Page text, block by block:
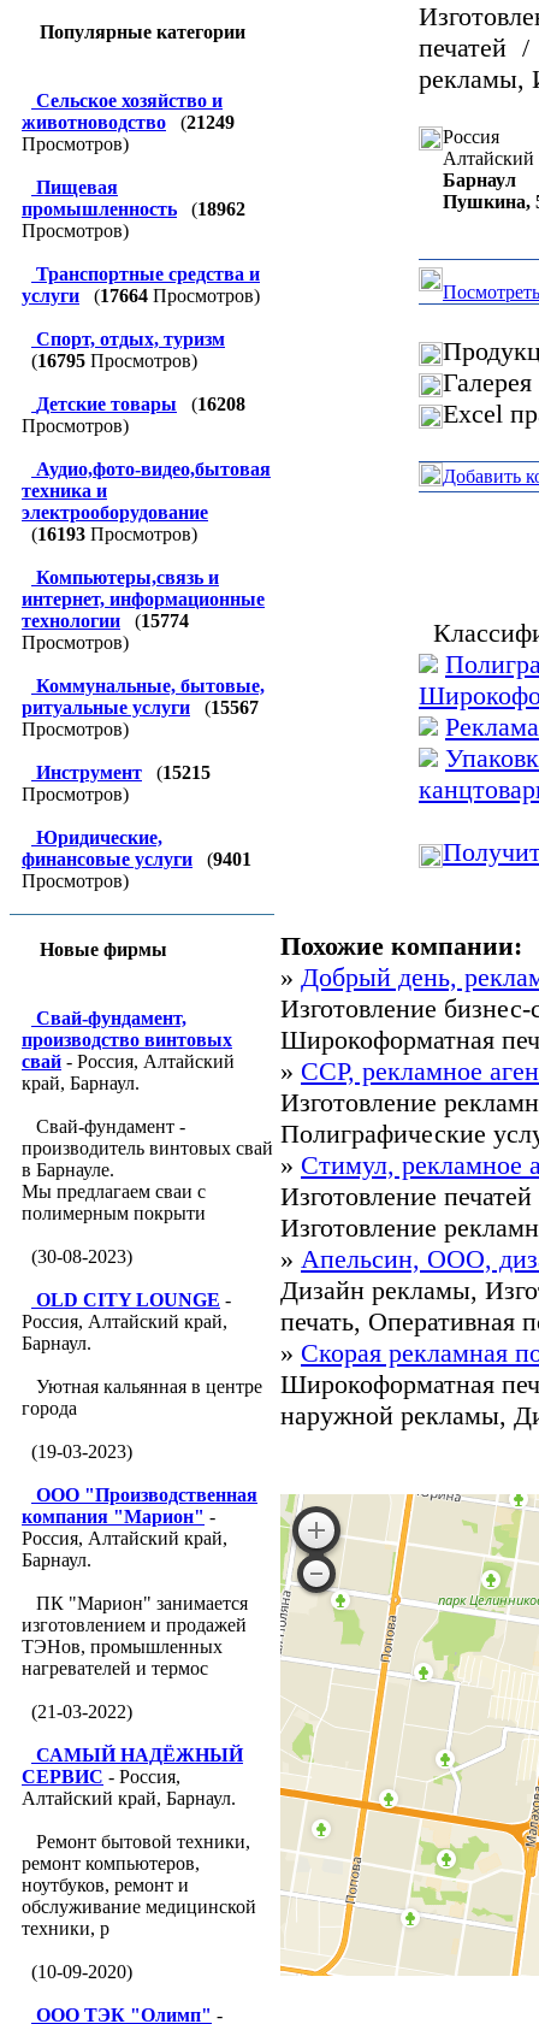
Популярные категории
Сельское хозяйство и
животноводство
(21249
Просмотров)
Пищевая
промышленность
(18962
Просмотров)
Транспортные средства и
услуги
(17664 Просмотров)
Спорт, отдых, туризм
(16795 Просмотров)
Детские товары (16208
Просмотров)
Аудио,фото-видео,бытовая
техника и
электрооборудование
(16193 Просмотров)
Компьютеры,связь и
интернет, информационные
технологии
(15774
Просмотров)
Коммунальные, бытовые,
ритуальные услуги
(15567
Просмотров)
Инструмент (15215
Просмотров)
Юридические,
финансовые услуги
(9401
Просмотров)
Новые фирмы
Свай-фундамент,
производство винтовых
свай - Россия, Алтайский
край, Барнаул.
Свай-фундамент -
производитель винтовых свай
в Барнауле.
Мы предлагаем сваи с
полимерным покрыти
(30-08-2023)
OLD CITY LOUNGE -
Россия, Алтайский край,
Барнаул.
Уютная кальянная в центре
города
(19-03-2023)
ООО "Производственная
компания "Марион" -
Россия, Алтайский край,
Барнаул.
ПК "Марион" занимается
изготовлением и продажей
ТЭНов, промышленных
нагревателей и термос
(21-03-2022)
САМЫЙ НАДЁЖНЫЙ
СЕРВИС - Россия,
Алтайский край, Барнаул.
Ремонт бытовой техники,
ремонт компьютеров,
ноутбуков, ремонт и
обслуживание медицинской
техники, р
(10-09-2020)
ООО ТЭК "Олимп" -
печатей
рекламы,
Россия
Алтайский
Барнаул
Пушкина,
Excel
Добавить
Похожие компании:
» Добрый день,
Изготовление
Широкоформатная
» ССР, рекламное
Изготовление
Полиграфические
» Стимул, рекламное
Изготовление
Изготовление
» Апельсин, ООО,
Дизайн рекламы,
печать, Оперативная
» Скорая рекламная
Широкоформатная
наружной рекламы,